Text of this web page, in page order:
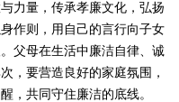
力量，传承孝廉文化，弘扬
作则，用自己的言行向子女
父母在生活中廉洁自律、诚
，要营造良好的家庭氛围，
，共同守住廉洁的底线。